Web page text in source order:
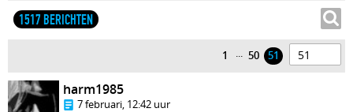
1517 BERICHTEN
1 ... 50 51
harm1985
7 februari, 12:42 uur